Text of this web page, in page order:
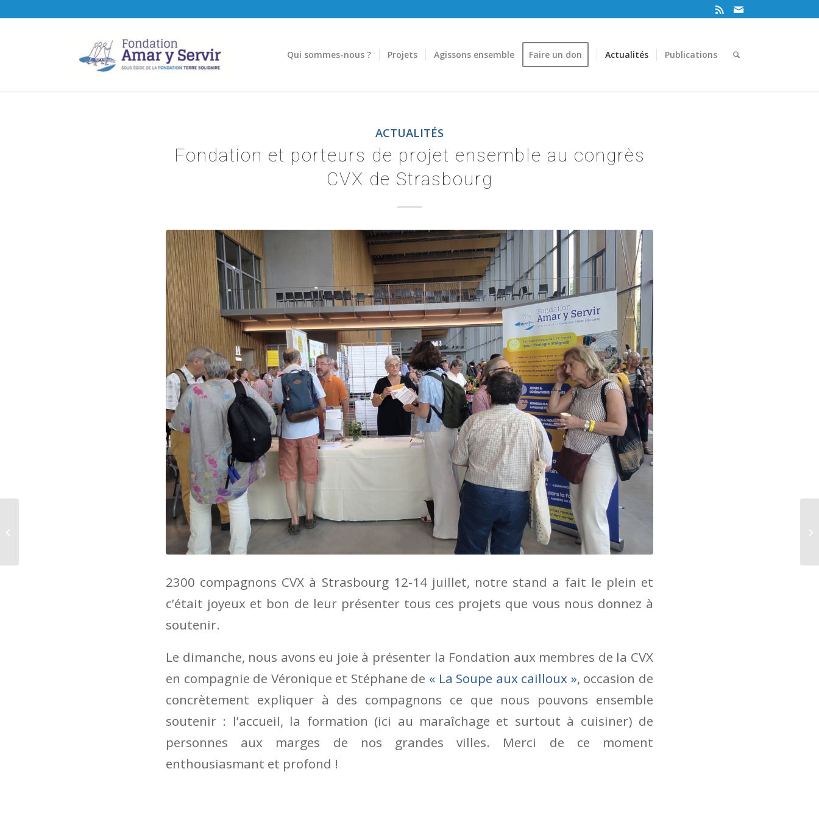
Qui sommes-nous ? Projets Agissons ensemble Faire un don Actualités Publications
ACTUALITÉS
Fondation et porteurs de projet ensemble au congrès
CVX de Strasbourg
2300 compagnons CVX à Strasbourg 12-14 juillet, notre stand a fait le plein et
c’était joyeux et bon de leur présenter tous ces projets que vous nous donnez à
soutenir.
Le dimanche, nous avons eu joie à présenter la Fondation aux membres de la CVX
en compagnie de Véronique et Stéphane de « La Soupe aux cailloux », occasion de
concrètement expliquer à des compagnons ce que nous pouvons ensemble
soutenir : l’accueil, la formation (ici au maraîchage et surtout à cuisiner) de
personnes aux marges de nos grandes villes. Merci de ce moment
enthousiasmant et profond !